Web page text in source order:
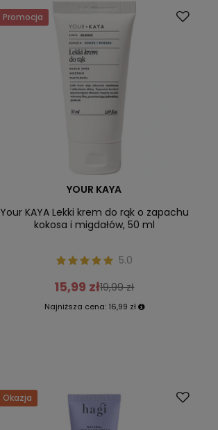
Promocja
YOUR KAYA
Your KAYA Lekki krem do rąk o zapachu
kokosa i migdałów, 50 ml
5.0
15,99 zł19,99 zł
Najniższa cena: 16,99 zł
Okazja